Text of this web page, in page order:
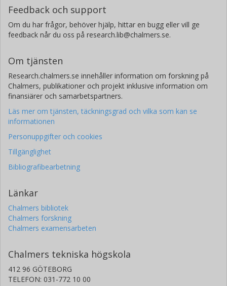
Feedback och support
Om du har frågor, behöver hjälp, hittar en bugg eller vill ge
feedback når du oss på research.lib@chalmers.se.
Om tjänsten
Research.chalmers.se innehåller information om forskning på
Chalmers, publikationer och projekt inklusive information om
finansiärer och samarbetspartners.
Läs mer om tjänsten, täckningsgrad och vilka som kan se
informationen
Personuppgifter och cookies
Tillgänglighet
Bibliografibearbetning
Länkar
Chalmers bibliotek
Chalmers forskning
Chalmers examensarbeten
Chalmers tekniska högskola
412 96 GÖTEBORG
TELEFON: 031-772 10 00